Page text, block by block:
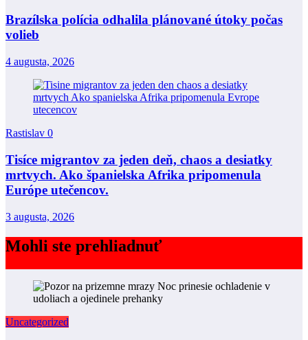
Brazílska polícia odhalila plánované útoky počas
volieb
4 augusta, 2026
Rastislav 0
Tisíce migrantov za jeden deň, chaos a desiatky
mrtvych. Ako španielska Afrika pripomenula
Európe utečencov.
3 augusta, 2026
Mohli ste prehliadnuť
Uncategorized